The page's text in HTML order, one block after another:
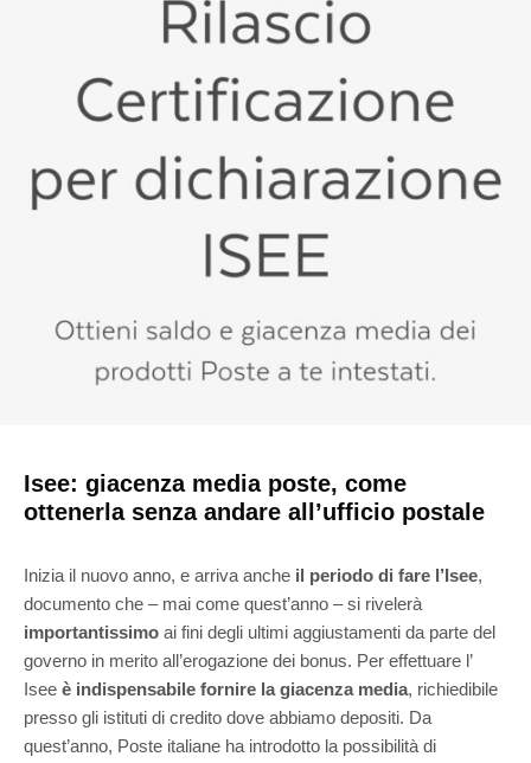
Isee: giacenza media poste, come
ottenerla senza andare all’ufficio postale
Inizia il nuovo anno, e arriva anche il periodo di fare l’Isee,
documento che – mai come quest’anno – si rivelerà
importantissimo ai fini degli ultimi aggiustamenti da parte del
governo in merito all’erogazione dei bonus. Per effettuare l’
Isee è indispensabile fornire la giacenza media, richiedibile
presso gli istituti di credito dove abbiamo depositi. Da
quest’anno, Poste italiane ha introdotto la possibilità di